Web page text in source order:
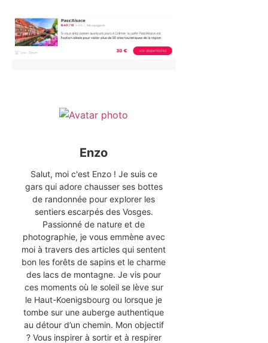
Enzo
Salut, moi c'est Enzo ! Je suis ce
gars qui adore chausser ses bottes
de randonnée pour explorer les
sentiers escarpés des Vosges.
Passionné de nature et de
photographie, je vous emmène avec
moi à travers des articles qui sentent
bon les forêts de sapins et le charme
des lacs de montagne. Je vis pour
ces moments où le soleil se lève sur
le Haut-Koenigsbourg ou lorsque je
tombe sur une auberge authentique
au détour d’un chemin. Mon objectif
? Vous inspirer à sortir et à respirer